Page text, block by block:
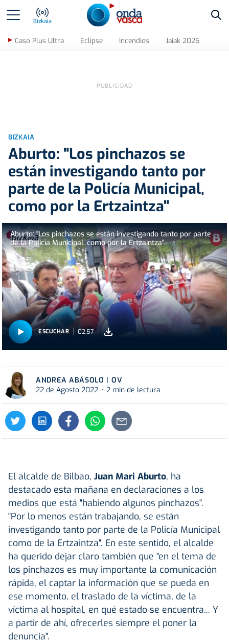
Bizkaia
Caso Plus Ultra Eclipse Incendios Jaiak 2026
BIZKAIA
Aburto: "Los pinchazos se
están investigando tanto por
parte de la Policía Municipal,
como por la Ertzaintza"
Aburto: "Los pinchazos se están investigando tanto por parte
de la Policía Municipal, como por la Ertzaintza"
ESCUCHAR 02:57
ANDREA ABÁSOLO | OV
22 de Agosto 2022
2 min de lectura
El alcalde de Bilbao, Juan Mari Aburto, ha
destacado esta mañana en declaraciones a los
medios que está "habiendo algunos pinchazos".
"Por lo menos están trabajando, se están
investigando tanto por parte de la Policía Municipal
como de la Ertzaintza". En este sentido, el alcalde
ha querido dejar claro también que "en el tema de
los pinchazos es muy importante la comunicación
rápida, el captar la información que se pueda en
ese momento, el traslado de la víctima, de la
víctima al hospital, en qué estado se encuentra... Y
a partir de ahí, ofrecerles siempre el poner la
denuncia".